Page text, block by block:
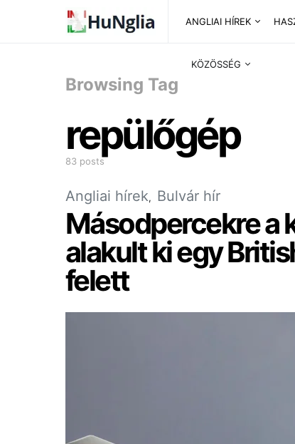
ANGLIAI HÍREK
KÖZÖSSÉG
Browsing Tag
repülőgép
83 posts
Angliai hírek Bulvár hír
Másodpercekre a
alakult ki egy
felett